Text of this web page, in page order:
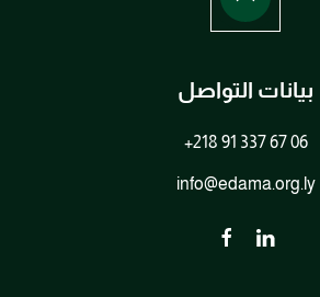
بيانات التواصل
+218 91 337 67 06
info@edama.org.ly